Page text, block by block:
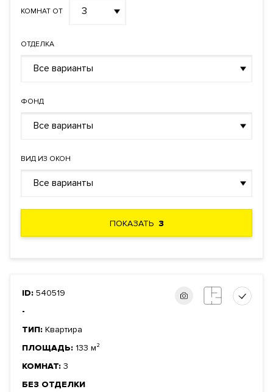
КОМНАТ ОТ 3
ОТДЕЛКА
Все варианты
ФОНД
Все варианты
ВИД ИЗ ОКОН
Все варианты
ПОКАЗАТЬ3
ID: 540519
-
ТИП: Квартира
ПЛОЩАДЬ: 133 м²
КОМНАТ: 3
БЕЗ ОТДЕЛКИ